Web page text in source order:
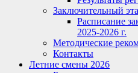
Заключительный
Расписание
2025-2026 г.
Методические
Контакты
Летние смены 2026